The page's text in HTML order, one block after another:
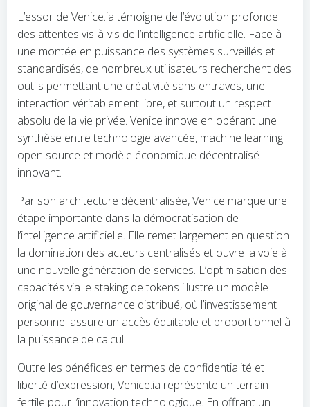
L’essor de Venice.ia témoigne de l’évolution profonde
des attentes vis-à-vis de l’intelligence artificielle. Face à
une montée en puissance des systèmes surveillés et
standardisés, de nombreux utilisateurs recherchent des
outils permettant une créativité sans entraves, une
interaction véritablement libre, et surtout un respect
absolu de la vie privée. Venice innove en opérant une
synthèse entre technologie avancée, machine learning
open source et modèle économique décentralisé
innovant.
Par son architecture décentralisée, Venice marque une
étape importante dans la démocratisation de
l’intelligence artificielle. Elle remet largement en question
la domination des acteurs centralisés et ouvre la voie à
une nouvelle génération de services. L’optimisation des
capacités via le staking de tokens illustre un modèle
original de gouvernance distribué, où l’investissement
personnel assure un accès équitable et proportionnel à
la puissance de calcul.
Outre les bénéfices en termes de confidentialité et
liberté d’expression, Venice.ia représente un terrain
fertile pour l’innovation technologique. En offrant un